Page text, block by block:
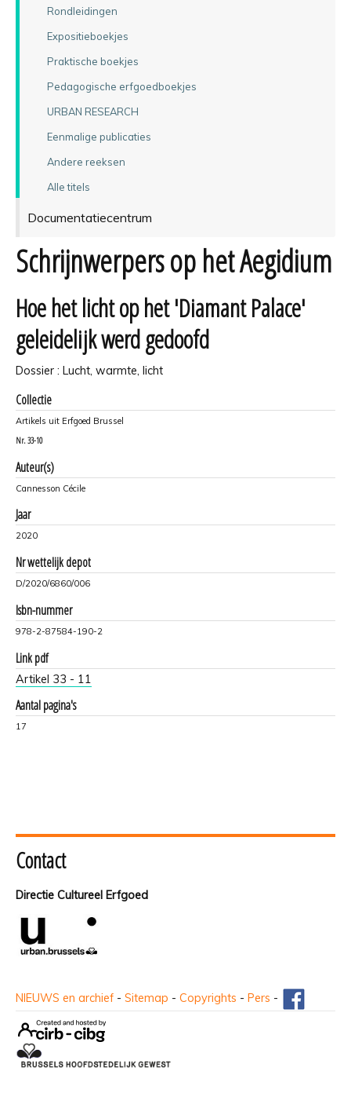
Rondleidingen
Expositieboekjes
Praktische boekjes
Pedagogische erfgoedboekjes
URBAN RESEARCH
Eenmalige publicaties
Andere reeksen
Alle titels
Documentatiecentrum
Schrijnwerpers op het Aegidium
Hoe het licht op het 'Diamant Palace'
geleidelijk werd gedoofd
Dossier : Lucht, warmte, licht
Collectie
Artikels uit Erfgoed Brussel
Nr. 33-10
Auteur(s)
Cannesson Cécile
Jaar
2020
Nr wettelijk depot
D/2020/6860/006
Isbn-nummer
978-2-87584-190-2
Link pdf
Artikel 33 - 11
Aantal pagina's
17
Contact
Directie Cultureel Erfgoed
NIEUWS en archief - Sitemap - Copyrights - Pers -